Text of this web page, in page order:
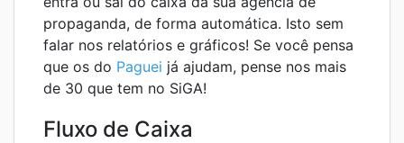
propaganda, de forma automática. Isto sem
falar nos relatórios e gráficos! Se você pensa
que os do Paguei já ajudam, pense nos mais
de 30 que tem no SiGA!
Fluxo de Caixa